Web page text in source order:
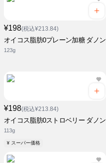
¥198(税込¥213.84)
オイコス脂肪0プレーン加糖 ダノン
123g
¥198(税込¥213.84)
オイコス脂肪0ストロベリー ダノン
113g
¥ スーパー価格